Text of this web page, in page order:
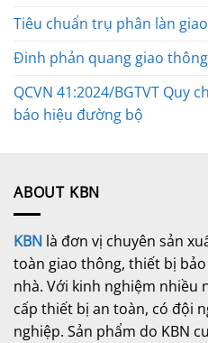
Tiêu chuẩn trụ phân làn
Đinh phản quang giao thông
QCVN 41:2024/BGTVT Quy
báo hiệu đường bộ
ABOUT KBN
KBN là đơn vị chuyên sản
toàn giao thông, thiết bị
nhà. Với kinh nghiệm nhiều
cấp thiết bị an toàn, có đội
nghiệp. Sản phẩm do KBN